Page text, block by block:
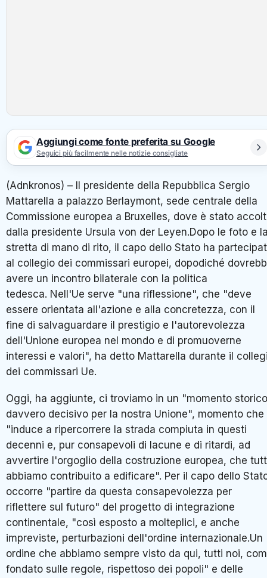
Aggiungi come fonte preferita su Google
Seguici più facilmente nelle notizie consigliate
(Adnkronos) – Il presidente della Repubblica Sergio
Mattarella a palazzo Berlaymont, sede centrale della
Commissione europea a Bruxelles, dove è stato
dalla presidente Ursula von der Leyen.Dopo le foto e
stretta di mano di rito, il capo dello Stato ha
al collegio dei commissari europei, dopodiché
avere un incontro bilaterale con la politica
tedesca. Nell'Ue serve "una riflessione", che "deve
essere orientata all'azione e alla concretezza, con il
fine di salvaguardare il prestigio e l'autorevolezza
dell'Unione europea nel mondo e di promuoverne
interessi e valori", ha detto Mattarella durante il
dei commissari Ue.
Oggi, ha aggiunte, ci troviamo in un "momento storico
davvero decisivo per la nostra Unione", momento che
"induce a ripercorrere la strada compiuta in questi
decenni e, pur consapevoli di lacune e di ritardi, ad
avvertire l'orgoglio della costruzione europea, che
abbiamo contribuito a edificare". Per il capo dello
occorre "partire da questa consapevolezza per
riflettere sul futuro" del progetto di integrazione
continentale, "così esposto a molteplici, e anche
impreviste, perturbazioni dell'ordine internazionale.Un
ordine che abbiamo sempre visto da qui, tutti noi,
fondato sulle regole, rispettoso dei popoli" e delle